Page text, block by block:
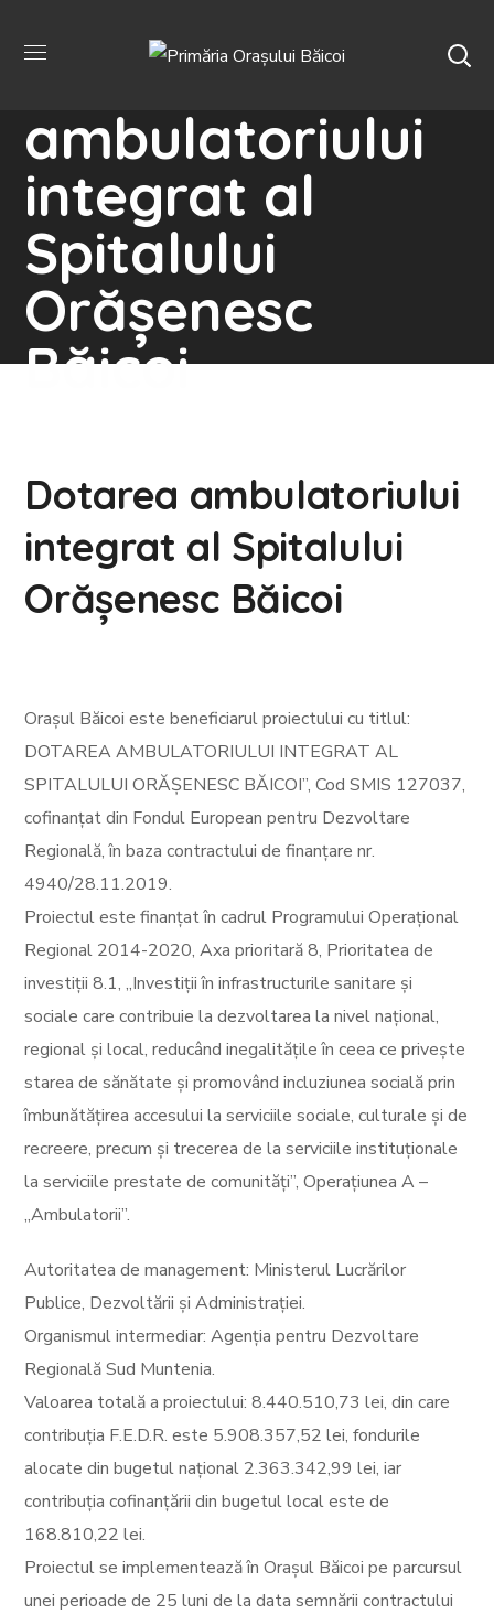
Dotarea
ambulatoriului
integrat al
Spitalului
Orășenesc
Băicoi
Dotarea ambulatoriului
integrat al Spitalului
Orășenesc Băicoi
Orașul Băicoi este beneficiarul proiectului cu titlul:
DOTAREA AMBULATORIULUI INTEGRAT AL
SPITALULUI ORĂȘENESC BĂICOI”, Cod SMIS 127037,
cofinanțat din Fondul European pentru Dezvoltare
Regională, în baza contractului de finanțare nr.
4940/28.11.2019.
Proiectul este finanțat în cadrul Programului Operațional
Regional 2014-2020, Axa prioritară 8, Prioritatea de
investiții 8.1, „Investiții în infrastructurile sanitare și
sociale care contribuie la dezvoltarea la nivel național,
regional și local, reducând inegalitățile în ceea ce privește
starea de sănătate și promovând incluziunea socială prin
îmbunătățirea accesului la serviciile sociale, culturale și de
recreere, precum și trecerea de la serviciile instituționale
la serviciile prestate de comunități”, Operațiunea A –
„Ambulatorii”.
Autoritatea de management: Ministerul Lucrărilor
Publice, Dezvoltării și Administrației.
Organismul intermediar: Agenția pentru Dezvoltare
Regională Sud Muntenia.
Valoarea totală a proiectului: 8.440.510,73 lei, din care
contribuția F.E.D.R. este 5.908.357,52 lei, fondurile
alocate din bugetul național 2.363.342,99 lei, iar
contribuția cofinanțării din bugetul local este de
168.810,22 lei.
Proiectul se implementează în Orașul Băicoi pe parcursul
unei perioade de 25 luni de la data semnării contractului